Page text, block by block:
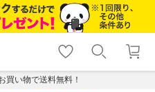
shopping_cart lock_outline
ログイン
買い物で送料無料！